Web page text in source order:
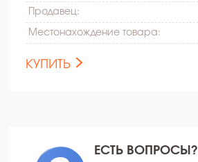
Продавец:
Местонахождение товара:
КУПИТЬ
ЕСТЬ ВОПРОСЫ?